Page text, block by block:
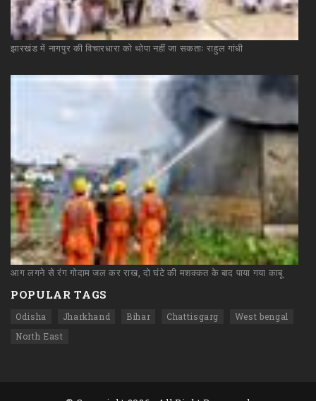
झारखंड में नागपुर की विचारधारा को थोपा नहीं जा सकताः राहुल गांधी
आग लगने से रंग गोदाम जल कर राख, दो घंटे की मशक्कत के बाद पाया गया काबू
POPULAR TAGS
Odisha Jharkhand Bihar Chattisgarg
West bengal
North East